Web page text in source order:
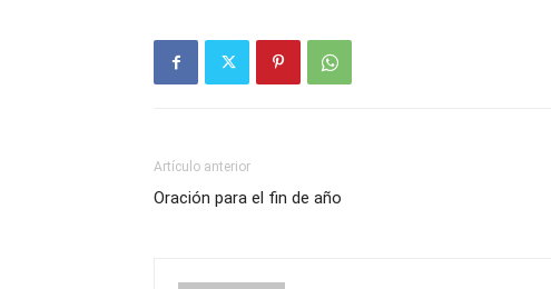
Artículo anterior
Oración para el fin de año